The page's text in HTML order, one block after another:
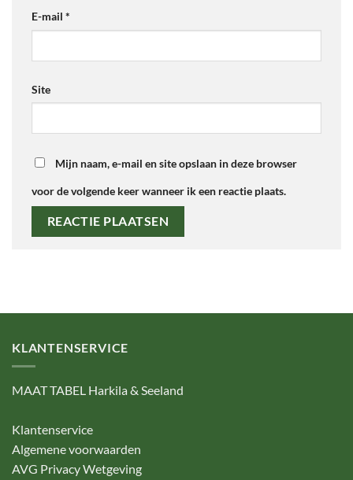
E-mail *
Site
Mijn naam, e-mail en site opslaan in deze browser
voor de volgende keer wanneer ik een reactie plaats.
KLANTENSERVICE
MAAT TABEL Harkila & Seeland
Klantenservice
Algemene voorwaarden
AVG Privacy Wetgeving